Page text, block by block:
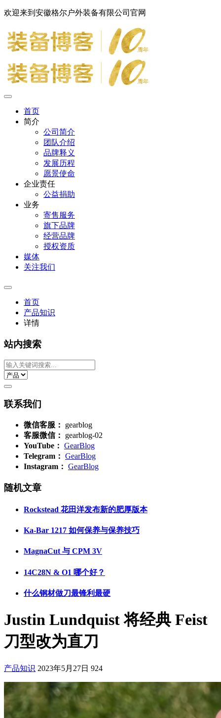
欢迎来到安徽格尔户外装备有限公司官网
首页
简介
公司简介
团队介绍
品牌释义
发展历程
愿景使命
企业责任
公益捐助
业务
寄售服务
旗下品牌
经营品牌
授权资质
媒体
关注我们
首页
产品知识
详情
站内搜索
联系我们
微信客服：
gearblog
客服微信：
gearblog-02
YouTube： GearBlog
Telegram： GearBlog
Instagram： GearBlog
随机文章
Rockstead 花田洋发布新的肥厚版本
Ka-Bar 1217 如何保养与保养技巧
MagnaCut 与 CPM 3V
14C28N & O1 哪个好？
什么钢材做刀最锋利最硬
Justin Lundquist 将经典 Feist
刀型改为直刀
产品知识 2023年5月27日 924